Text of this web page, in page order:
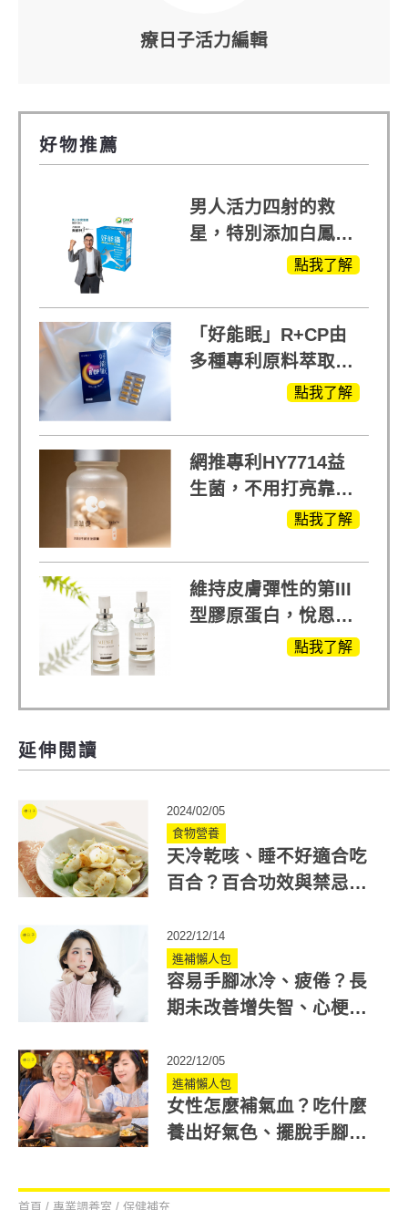
療日子活力編輯
好物推薦
男人活力四射的救
星，特別添加白鳳豆
萃取 五色瑪卡點我了解
「好能眠」R+CP由
多種專利原料萃取、
白鳳豆、羅布麻、西
晰的關鍵!
點我了解
網推專利HY7714益
生菌，不用打亮靠養
點我了解
維持皮膚彈性的第III
型膠原蛋白，悅恩詩
給予寶寶般的肌膚感
點我了解
延伸閱讀
2024/02/05
食物營養
天冷乾咳、睡不好適合吃
百合？百合功效與禁忌有
2022/12/14
進補懶人包
容易手腳冰冷、疲倦？長
期未改善增失智、心梗風
什麼？
2022/12/05
進補懶人包
女性怎麼補氣血？吃什麼
養出好氣色、擺脫手腳冰
首頁 / 專業調養室 / 保健補充